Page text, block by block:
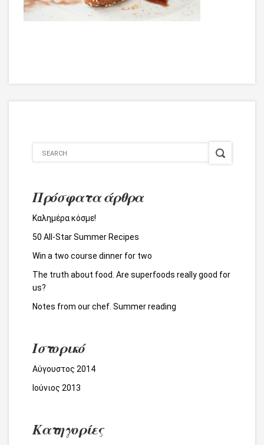
Πρόσφατα άρθρα
Καλημέρα κόσμε!
50 All-Star Summer Recipes
Win a two course dinner for two
The truth about food. Are superfoods really good for
us?
Notes from our chef. Summer reading
Ιστορικό
Αύγουστος 2014
Ιούνιος 2013
Kατηγορίες